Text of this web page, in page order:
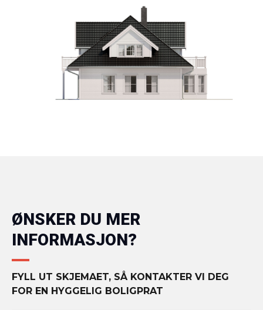
ØNSKER DU MER
INFORMASJON?
FYLL UT SKJEMAET, SÅ KONTAKTER VI DEG
FOR EN HYGGELIG BOLIGPRAT